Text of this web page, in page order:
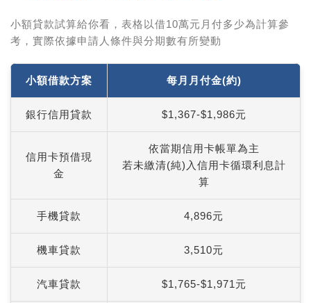
小額貸款試算給你看，表格以借10萬元月付多少為計算參
考，實際依據申請人條件與分期數有所變動
小額借款方案 每月月付金(約)
銀行信用貸款 $1,367-$1,986元
信用卡預借現
金
依當期信用卡帳單為主
若未繳清(純)入信用卡循環利息計
算
手機貸款 4,896元
機車貸款 3,510元
汽車貸款 $1,765-$1,971元